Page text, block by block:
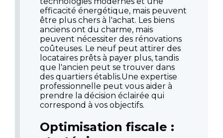
efficacité énergétique, mais peuvent
être plus chers à l'achat. Les biens
anciens ont du charme, mais
peuvent nécessiter des rénovations
coûteuses. Le neuf peut attirer des
locataires prêts à payer plus, tandis
que l'ancien peut se trouver dans
des quartiers établis.Une expertise
professionnelle peut vous aider à
prendre la décision éclairée qui
correspond à vos objectifs.
Optimisation fiscale :